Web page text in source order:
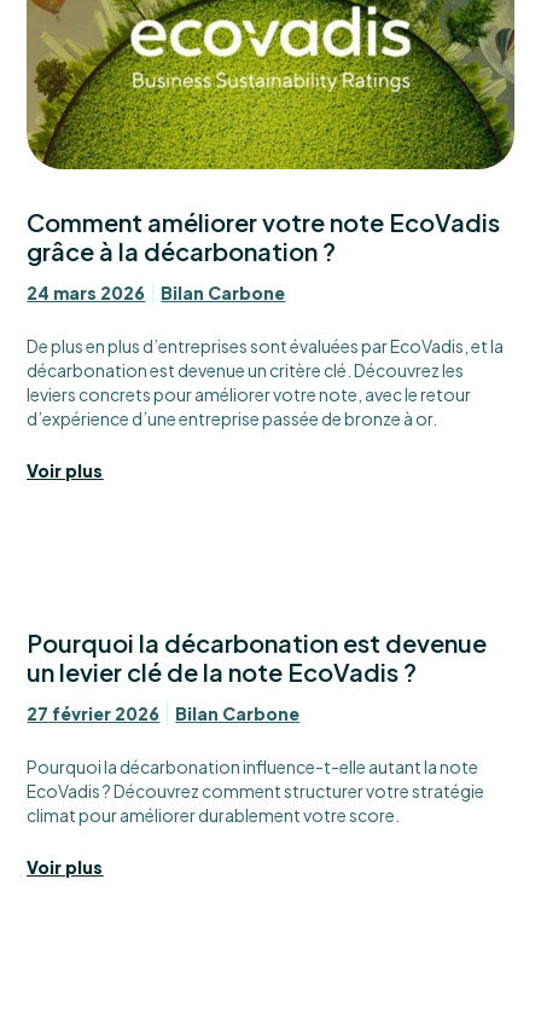
Comment améliorer votre note EcoVadis
grâce à la décarbonation ?
24 mars 2026 Bilan Carbone
De plus en plus d’entreprises sont évaluées par EcoVadis, et la
décarbonation est devenue un critère clé. Découvrez les
leviers concrets pour améliorer votre note, avec le retour
d’expérience d’une entreprise passée de bronze à or.
Voir plus
Pourquoi la décarbonation est devenue
un levier clé de la note EcoVadis ?
27 février 2026 Bilan Carbone
Pourquoi la décarbonation influence-t-elle autant la note
EcoVadis ? Découvrez comment structurer votre stratégie
climat pour améliorer durablement votre score.
Voir plus